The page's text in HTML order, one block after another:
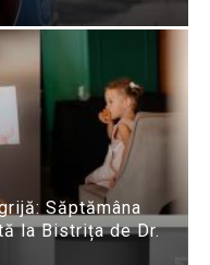
Săptămâna
la Bistrița de Dr.